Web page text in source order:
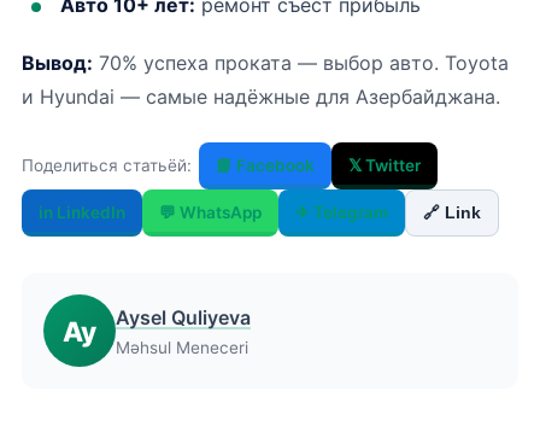
Авто 10+ лет: ремонт съест прибыль
Вывод: 70% успеха проката — выбор авто. Toyota
и Hyundai — самые надёжные для Азербайджана.
Поделиться статьёй: 📘 Facebook 𝕏 Twitter
in LinkedIn 💬 WhatsApp ✈ Telegram 🔗 Link
Ay Aysel Quliyeva
Məhsul Meneceri